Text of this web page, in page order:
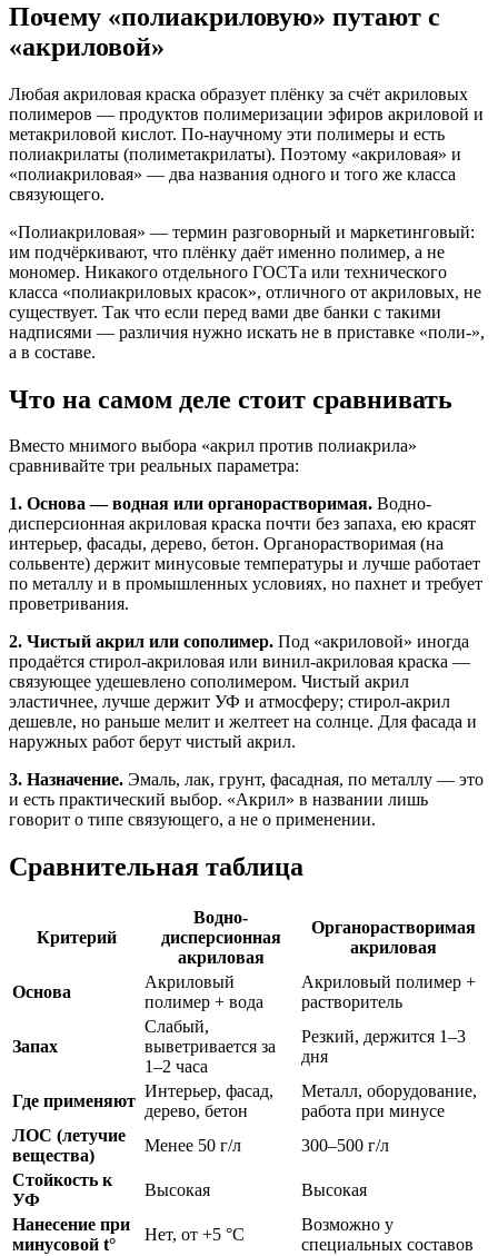
Почему «полиакриловую» путают с
«акриловой»
Любая акриловая краска образует плёнку за счёт акриловых
полимеров — продуктов полимеризации эфиров акриловой и
метакриловой кислот. По-научному эти полимеры и есть
полиакрилаты (полиметакрилаты). Поэтому «акриловая» и
«полиакриловая» — два названия одного и того же класса
связующего.
«Полиакриловая» — термин разговорный и маркетинговый:
им подчёркивают, что плёнку даёт именно полимер, а не
мономер. Никакого отдельного ГОСТа или технического
класса «полиакриловых красок», отличного от акриловых, не
существует. Так что если перед вами две банки с такими
надписями — различия нужно искать не в приставке «поли-»,
а в составе.
Что на самом деле стоит сравнивать
Вместо мнимого выбора «акрил против полиакрила»
сравнивайте три реальных параметра:
1. Основа — водная или органорастворимая. Водно-
дисперсионная акриловая краска почти без запаха, ею красят
интерьер, фасады, дерево, бетон. Органорастворимая (на
сольвенте) держит минусовые температуры и лучше работает
по металлу и в промышленных условиях, но пахнет и требует
проветривания.
2. Чистый акрил или сополимер. Под «акриловой» иногда
продаётся стирол-акриловая или винил-акриловая краска —
связующее удешевлено сополимером. Чистый акрил
эластичнее, лучше держит УФ и атмосферу; стирол-акрил
дешевле, но раньше мелит и желтеет на солнце. Для фасада и
наружных работ берут чистый акрил.
3. Назначение. Эмаль, лак, грунт, фасадная, по металлу — это
и есть практический выбор. «Акрил» в названии лишь
говорит о типе связующего, а не о применении.
Сравнительная таблица
Критерий
Водно-
дисперсионная
акриловая
Органорастворимая
акриловая
Основа
Акриловый
полимер + вода
Акриловый полимер +
растворитель
Запах
Слабый,
выветривается за
1–2 часа
Резкий, держится 1–3
дня
Где применяют
Интерьер, фасад,
дерево, бетон
Металл, оборудование,
работа при минусе
ЛОС (летучие
вещества)
Менее 50 г/л
300–500 г/л
Стойкость к
УФ
Высокая
Высокая
Нанесение при
минусовой t°
Нет, от +5 °C
Возможно у
специальных составов